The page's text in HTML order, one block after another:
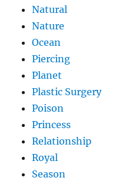
Natural
Nature
Ocean
Piercing
Planet
Plastic Surgery
Poison
Princess
Relationship
Royal
Season